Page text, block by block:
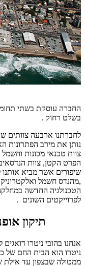
החברה עוסקת בשתי
בשלט רחוק .
לחברתנו ארבעה צוותים
נותן את מירב הפתרונות
צוות טכנאי מכונות
הפרט הקטן, צוות
שיפורים אשר מביא
,מהנדס חשמל
הטכנולגיה החדשה
לפרוייקטים השונים .
תיקון
אנחנו בהובי ניטרו
ניטרו הוא הבית החם של
ממטולה שבצפון עד אילת